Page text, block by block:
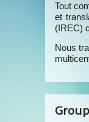
Tout
et
(IREC)
Nous